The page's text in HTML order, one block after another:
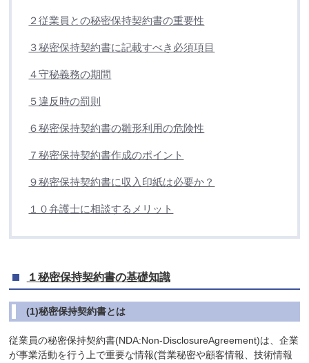
２従業員との秘密保持契約書の重要性
３秘密保持契約書に記載すべき必須項目
４守秘義務の期間
５違反時の罰則
６秘密保持契約書の雛形利用の危険性
７秘密保持契約書作成のポイント
９秘密保持契約書に収入印紙は必要か？
１０弁護士に相談するメリット
１秘密保持契約書の基礎知識
(1)秘密保持契約書とは
従業員の秘密保持契約書(NDA:Non-DisclosureAgreement)は、企業
が事業活動を行う上で重要な情報(営業秘密や顧客情報、技術情報